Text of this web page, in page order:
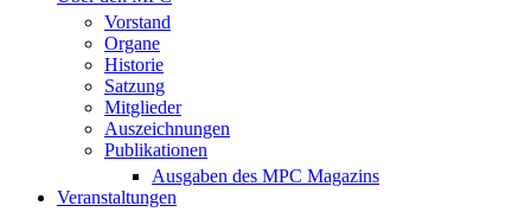
Vorstand
Organe
Historie
Satzung
Mitglieder
Auszeichnungen
Publikationen
Ausgaben des MPC Magazins
Veranstaltungen